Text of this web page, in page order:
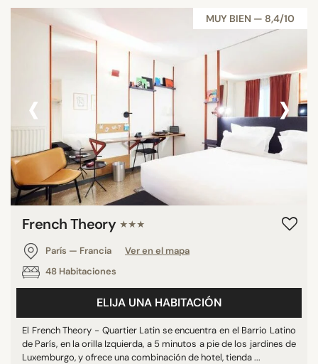
MUY BIEN — 8,4/10
‹ ›
French Theory ★★★
París — Francia
Ver en el mapa
48 Habitaciones
ELIJA UNA HABITACIÓN
El French Theory - Quartier Latin se encuentra en el Barrio Latino
de París, en la orilla Izquierda, a 5 minutos a pie de los jardines de
Luxemburgo, y ofrece una combinación de hotel, tienda ...